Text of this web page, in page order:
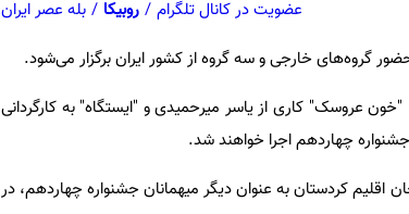
عضویت در کانال تلگرام / روبیکا / بله عصر ایران
گروه‌های خارجی و سه گروه از کشور ایران برگزار می‌شود.
عروسک" کاری از یاسر میرحمیدی و "ایستگاه" به کارگردانی
چهاردهم اجرا خواهند شد.
اقلیم کردستان به عنوان دیگر میهمانان جشنواره چهاردهم، در